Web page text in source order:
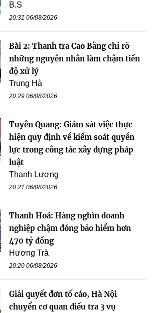
B.S
20:31 06/08/2026
Bài 2: Thanh tra Cao Bằng chỉ rõ
những nguyên nhân làm chậm tiến
độ xử lý
Trung Hà
20:29 06/08/2026
Tuyên Quang: Giám sát việc thực
hiện quy định về kiểm soát quyền
lực trong công tác xây dựng pháp
luật
Thanh Lương
20:21 06/08/2026
Thanh Hoá: Hàng nghìn doanh
nghiệp chậm đóng bảo hiểm hơn
470 tỷ đồng
Hương Trà
20:20 06/08/2026
Giải quyết đơn tố cáo, Hà Nội
chuyển cơ quan điều tra 3 vụ